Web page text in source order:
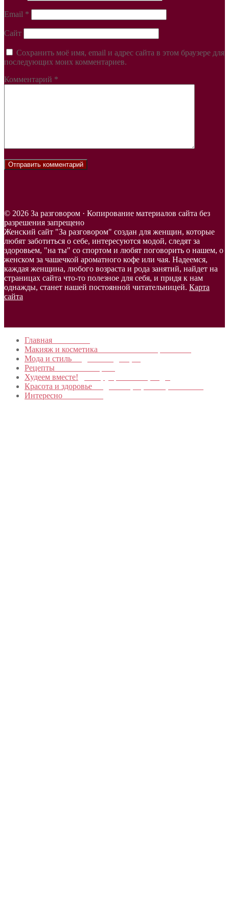
Email *
Сайт
Сохранить моё имя, email и адрес сайта в этом браузере для
последующих моих комментариев.
Комментарий *
© 2026 За разговором · Копирование материалов сайта без
разрешения запрещено
Женский сайт "За разговором" создан для женщин, которые
любят заботиться о себе, интересуются модой, следят за
здоровьем, "на ты" со спортом и любят поговорить о нашем, о
женском за чашечкой ароматного кофе или чая. Надеемся,
каждая женщина, любого возраста и рода занятий, найдет на
страницах сайта что-то полезное для себя, и придя к нам
однажды, станет нашей постоянной читательницей. Карта
сайта
Главная
Макияж и косметика
Мода и стиль
Рецепты
Худеем вместе!
Красота и здоровье
Интересно